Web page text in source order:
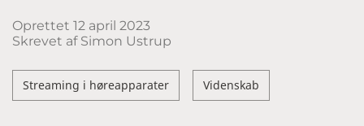
Oprettet 12 april 2023
Skrevet af Simon Ustrup
Streaming i høreapparater Videnskab